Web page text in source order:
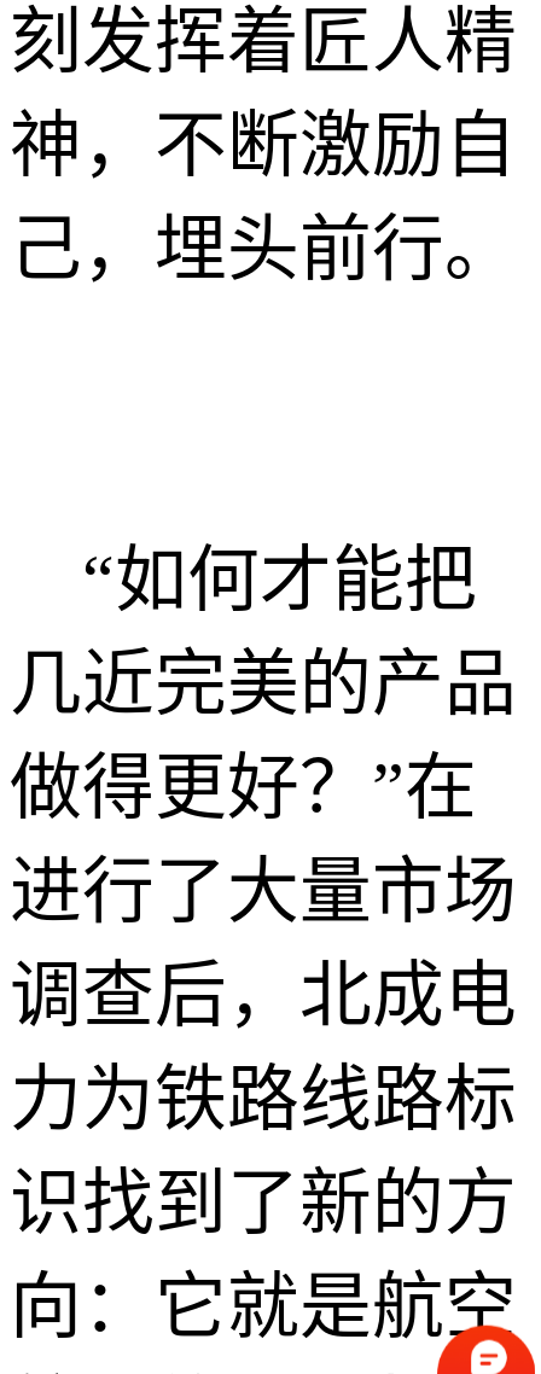
刻发挥着匠人精
神，不断激励自
己，埋头前行。
“如何才能把
几近完美的产品
做得更好？”在
进行了大量市场
调查后，北成电
力为铁路线路标
识找到了新的方
向：它就是航空